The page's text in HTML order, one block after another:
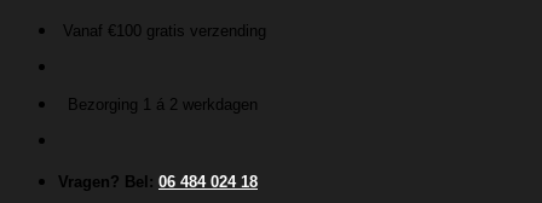
inhoud
Vanaf €100 gratis verzending
Bezorging 1 á 2 werkdagen
Vragen? Bel: 06 484 024 18